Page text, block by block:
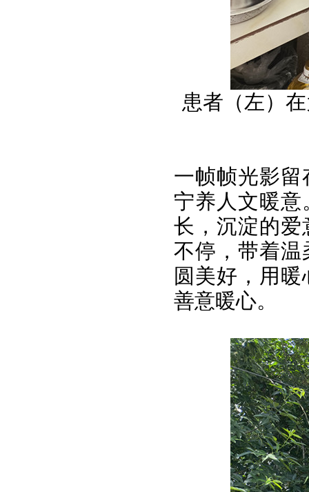
患者（左）
一帧帧光影
宁养人文暖
长，沉淀的
不停，带着
圆美好，用
善意暖心。